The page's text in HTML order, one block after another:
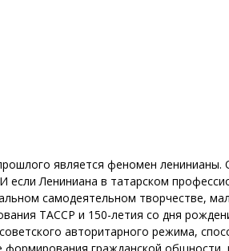
является феномен ленинианы.
Лениниана в татарском
самодеятельном творчестве,
ТАССР и 150-летия со дня
авторитарного режима,